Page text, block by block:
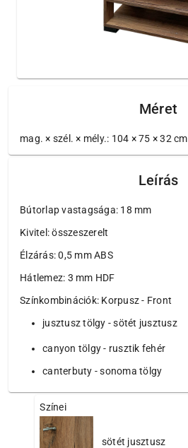
Méret
mag. × szél. × mély.: 104 × 75 × 32 cm
Leírás
Bútorlap vastagsága: 18 mm
Kivitel: összeszerelt
Élzárás: 0,5 mm ABS
Hátlemez: 3 mm HDF
Színkombinációk: Korpusz - Front
jusztusz tölgy - sötét jusztusz
canyon tölgy - rusztik fehér
canterbuty - sonoma tölgy
Színei
sötét jusztusz